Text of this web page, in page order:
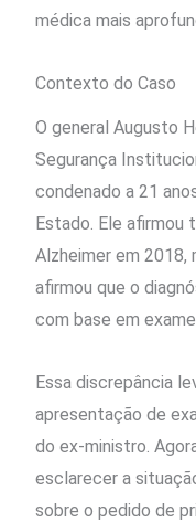
médica mais
Contexto do Caso
O general Augusto
Segurança
condenado a 21
Estado. Ele afirmou
Alzheimer em
afirmou que o
com base em
Essa discrepância
apresentação de
do ex-ministro.
esclarecer a
sobre o pedido de